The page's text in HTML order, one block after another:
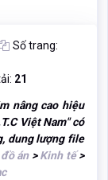
Số trang:
21
nâng cao hiệu
Việt Nam" có
dung lượng file
án>Kinh tế>